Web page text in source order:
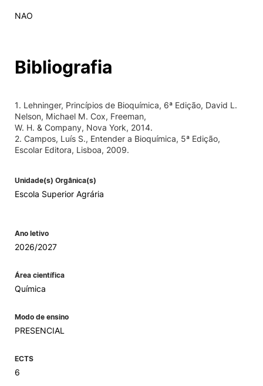
NAO
Bibliografia
1. Lehninger, Princípios de Bioquímica, 6ª Edição, David L.
Nelson, Michael M. Cox, Freeman,
W. H. & Company, Nova York, 2014.
2. Campos, Luís S., Entender a Bioquímica, 5ª Edição,
Escolar Editora, Lisboa, 2009.
Unidade(s) Orgânica(s)
Escola Superior Agrária
Ano letivo
2026/2027
Área científica
Química
Modo de ensino
PRESENCIAL
ECTS
6